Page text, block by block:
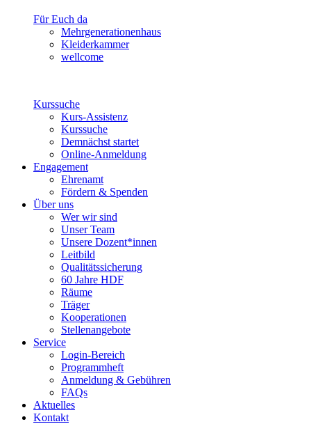
Für Euch da
Mehrgenerationenhaus
Kleiderkammer
wellcome
Kurssuche
Kurs-Assistenz
Kurssuche
Demnächst startet
Online-Anmeldung
Engagement
Ehrenamt
Fördern & Spenden
Über uns
Wer wir sind
Unser Team
Unsere Dozent*innen
Leitbild
Qualitätssicherung
60 Jahre HDF
Räume
Träger
Kooperationen
Stellenangebote
Service
Login-Bereich
Programmheft
Anmeldung & Gebühren
FAQs
Aktuelles
Kontakt